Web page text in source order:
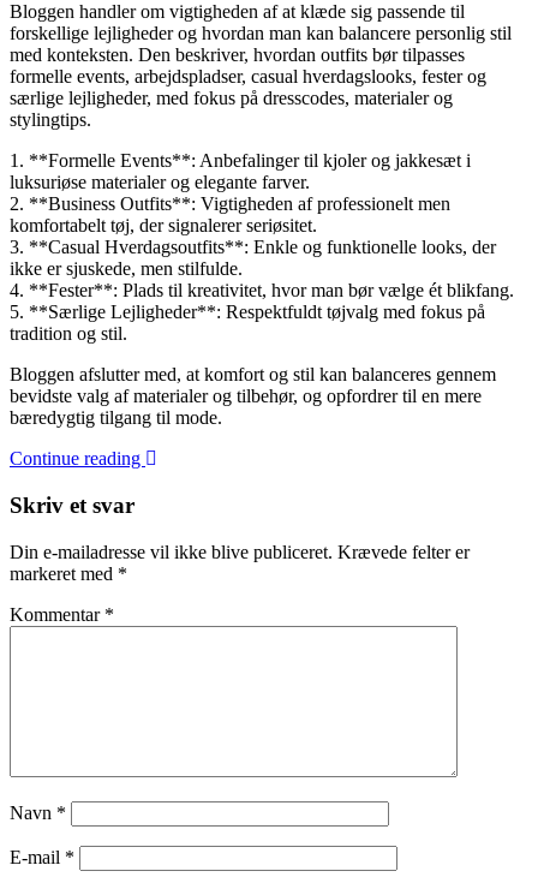
Bloggen handler om vigtigheden af at klæde sig passende til
forskellige lejligheder og hvordan man kan balancere personlig stil
med konteksten. Den beskriver, hvordan outfits bør tilpasses
formelle events, arbejdspladser, casual hverdagslooks, fester og
særlige lejligheder, med fokus på dresscodes, materialer og
stylingtips.
1. **Formelle Events**: Anbefalinger til kjoler og jakkesæt i
luksuriøse materialer og elegante farver.
2. **Business Outfits**: Vigtigheden af professionelt men
komfortabelt tøj, der signalerer seriøsitet.
3. **Casual Hverdagsoutfits**: Enkle og funktionelle looks, der
ikke er sjuskede, men stilfulde.
4. **Fester**: Plads til kreativitet, hvor man bør vælge ét blikfang.
5. **Særlige Lejligheder**: Respektfuldt tøjvalg med fokus på
tradition og stil.
Bloggen afslutter med, at komfort og stil kan balanceres gennem
bevidste valg af materialer og tilbehør, og opfordrer til en mere
bæredygtig tilgang til mode.
Continue reading
Skriv et svar
Din e-mailadresse vil ikke blive publiceret. Krævede felter er
markeret med *
Kommentar *
Navn *
E-mail *